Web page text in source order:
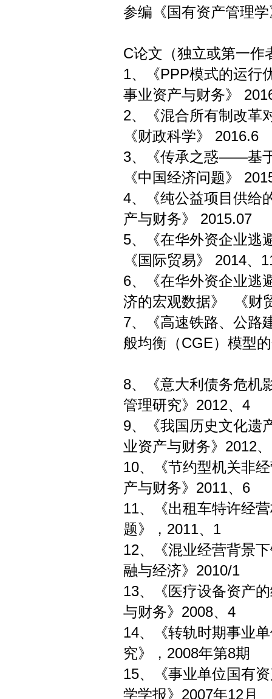
参编《国有资产管理
C论文（独立或第一作
1、《PPP模式的
事业资产与财务》
2、《混合所有制改
《财政科学》 2016.6
3、《传承之惑——基
《中国经济问题》
4、《纯公益项目
产与财务》 2015.07
5、《在华外资企业
《国际贸易》 2014、
6、《在华外资企业
济的宏观数据》 《财
7、《高速铁路、公
般均衡（CGE）模型
8、《意大利债务
管理研究》2012、4
9、《我国历史文化
业资产与财务》2012
10、《节约型机关
产与财务》2011、6
11、《出租车特
题》，2011、1
12、《混业经营背
融与经济》2010/1
13、《医疗设备资
与财务》2008、4
14、《转轨时期事
究》，2008年第8期
15、《事业单位国有
学学报》2007年12月